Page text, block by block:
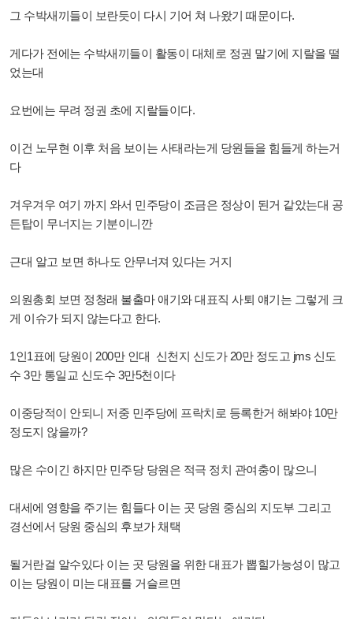
그 수박새끼들이 보란듯이 다시 기어 쳐 나왔기 때문이다.
게다가 전에는 수박새끼들이 활동이 대체로 정권 말기에 지랄을 떨
었는대
요번에는 무려 정권 초에 지랄들이다.
이건 노무현 이후 처음 보이는 사태라는게 당원들을 힘들게 하는거
다
겨우겨우 여기 까지 와서 민주당이 조금은 정상이 된거 같았는대 공
든탑이 무너지는 기분이니깐
근대 알고 보면 하나도 안무너져 있다는 거지
의원총회 보면 정청래 불출마 애기와 대표직 사퇴 얘기는 그렇게 크
게 이슈가 되지 않는다고 한다.
1인1표에 당원이 200만 인대 신천지 신도가 20만 정도고 jms 신도
수 3만 통일교 신도수 3만5천이다
이중당적이 안되니 저중 민주당에 프락치로 등록한거 해봐야 10만
정도지 않을까?
많은 수이긴 하지만 민주당 당원은 적극 정치 관여충이 많으니
대세에 영향을 주기는 힘들다 이는 곳 당원 중심의 지도부 그리고
경선에서 당원 중심의 후보가 채택
될거란걸 알수있다 이는 곳 당원을 위한 대표가 뽑힐가능성이 많고
이는 당원이 미는 대표를 거슬르면